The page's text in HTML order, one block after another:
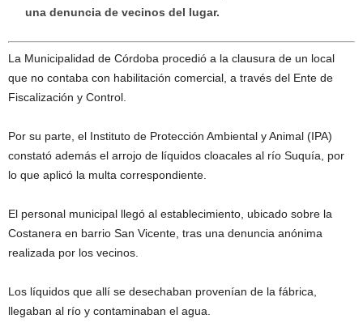
una denuncia de vecinos del lugar.
La Municipalidad de Córdoba procedió a la clausura de un local
que no contaba con habilitación comercial, a través del Ente de
Fiscalización y Control.
Por su parte, el Instituto de Protección Ambiental y Animal (IPA)
constató además el arrojo de líquidos cloacales al río Suquía, por
lo que aplicó la multa correspondiente.
El personal municipal llegó al establecimiento, ubicado sobre la
Costanera en barrio San Vicente, tras una denuncia anónima
realizada por los vecinos.
Los líquidos que allí se desechaban provenían de la fábrica,
llegaban al río y contaminaban el agua.